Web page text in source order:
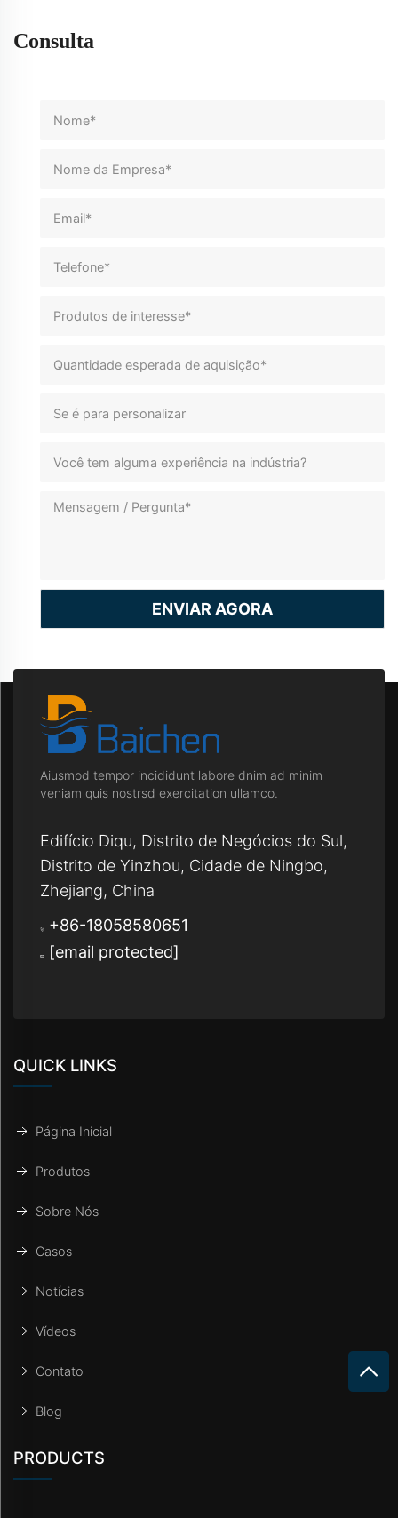
Consulta
ENVIAR AGORA
Aiusmod tempor incididunt labore dnim ad minim
veniam quis nostrsd exercitation ullamco.
Edifício Diqu, Distrito de Negócios do Sul,
Distrito de Yinzhou, Cidade de Ningbo,
Zhejiang, China
+86-18058580651
[email protected]
QUICK LINKS
Página Inicial
Produtos
Sobre Nós
Casos
Notícias
Vídeos
Contato
Blog
PRODUCTS